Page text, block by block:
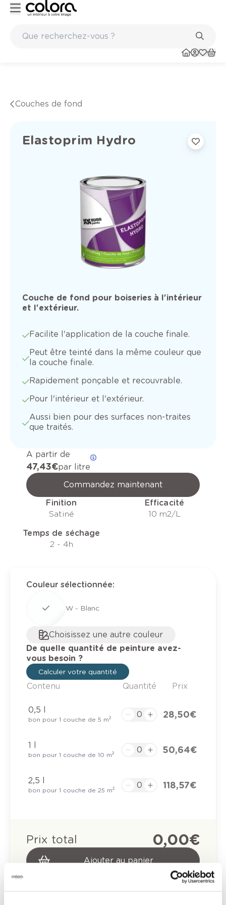
Couches de fond
Elastoprim Hydro
Couche de fond pour boiseries à l'intérieur
et l'extérieur.
Facilite l'application de la couche finale.
Peut être teinté dans la même couleur que
la couche finale.
Rapidement ponçable et recouvrable.
Pour l'intérieur et l'extérieur.
Aussi bien pour des surfaces non-traites
que traités.
A partir de
47,43 €par litre
Commandez maintenant
Finition
Satiné
Efficacité
10 m2/L
Temps de séchage
2 - 4h
Couleur sélectionnée:
W - Blanc
Choisissez une autre couleur
De quelle quantité de peinture avez-
vous besoin ?
Calculer votre quantité
Contenu Quantité Prix
0,5 l
bon pour 1 couche de 5 m² 28,50 €
1 l
bon pour 1 couche de 10 m² 50,64 €
2,5 l
bon pour 1 couche de 25 m² 118,57 €
Prix total 0,00 €
Ajouter au panier